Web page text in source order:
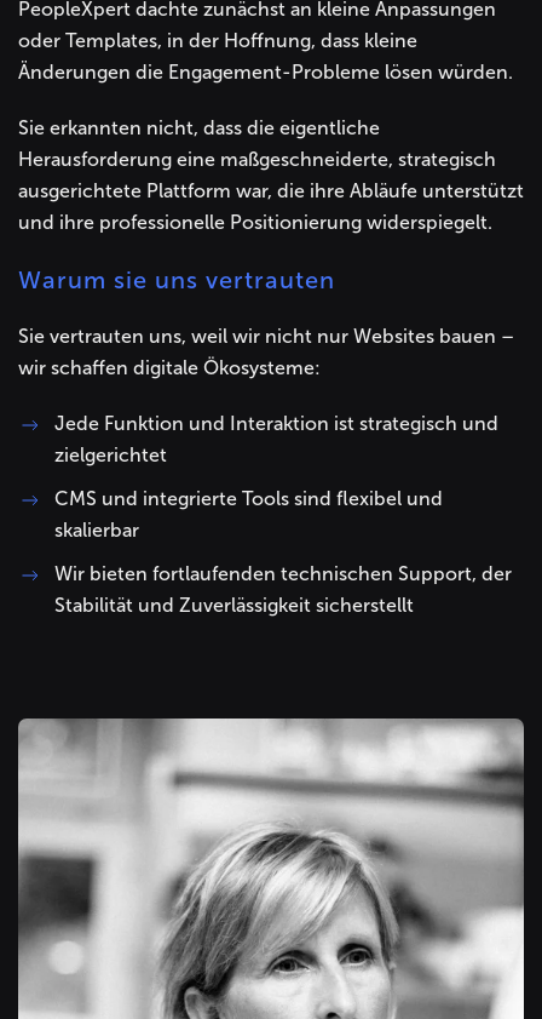
PeopleXpert dachte zunächst an kleine Anpassungen
oder Templates, in der Hoffnung, dass kleine
Änderungen die Engagement-Probleme lösen würden.
Sie erkannten nicht, dass die eigentliche
Herausforderung eine maßgeschneiderte, strategisch
ausgerichtete Plattform war, die ihre Abläufe unterstützt
und ihre professionelle Positionierung widerspiegelt.
Warum sie uns vertrauten
Sie vertrauten uns, weil wir nicht nur Websites bauen –
wir schaffen digitale Ökosysteme:
Jede Funktion und Interaktion ist strategisch und
zielgerichtet
CMS und integrierte Tools sind flexibel und
skalierbar
Wir bieten fortlaufenden technischen Support, der
Stabilität und Zuverlässigkeit sicherstellt